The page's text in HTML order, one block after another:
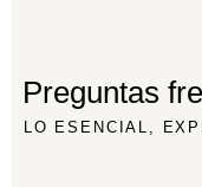
Preguntas
LO ESENCIAL,